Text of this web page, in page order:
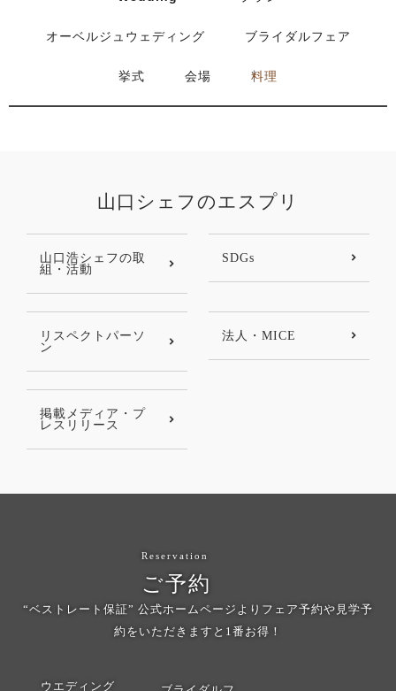
オーベルジュウェディング ブライダルフェア
挙式 会場 料理
山口シェフのエスプリ
山口浩シェフの取
組・活動
SDGs
リスペクトパーソ
ン
法人・MICE
掲載メディア・プ
レスリリース
ご予約
Reservation
“ベストレート保証” 公式ホームページよりフェア予約や見学予
約をいただきますと1番お得！
ウエディング